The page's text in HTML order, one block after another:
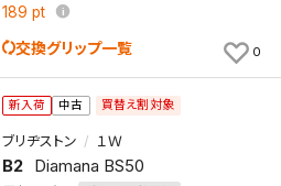
189 pt
交換グリップ一覧 0
新入荷 中古 買替え割対象
ブリヂストン １Ｗ
B2 Diamana BS50